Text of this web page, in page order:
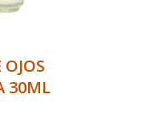
30ML